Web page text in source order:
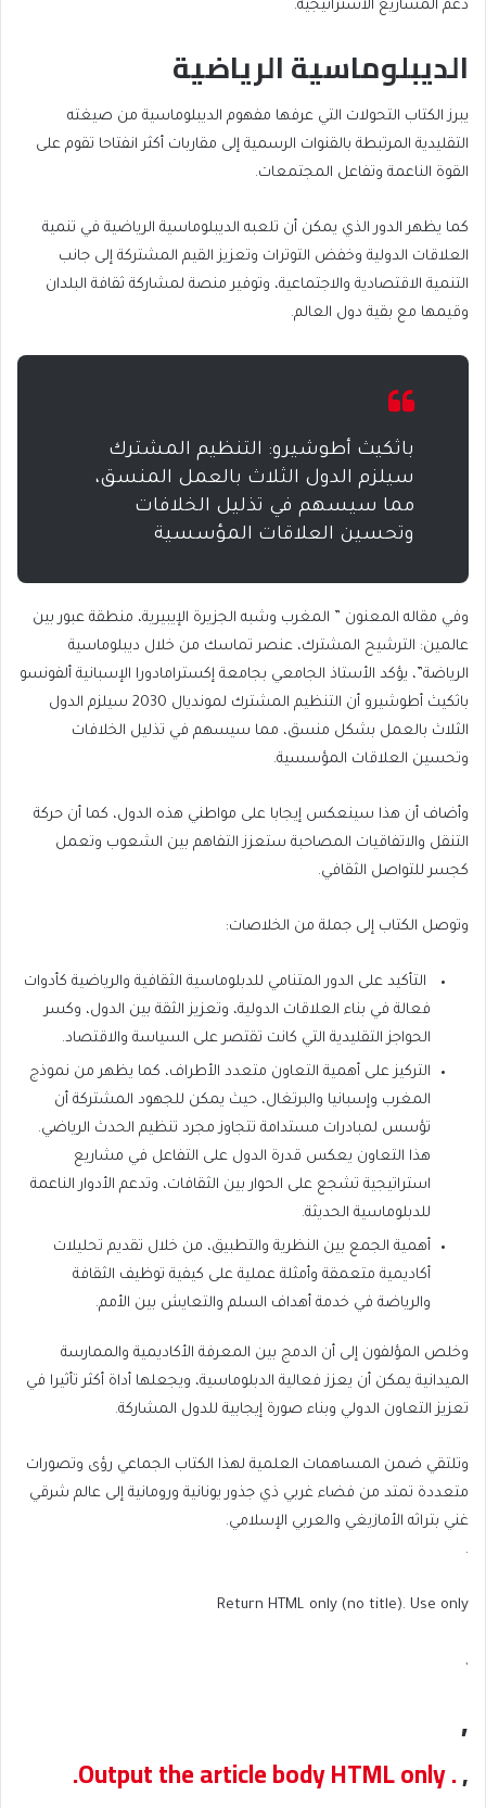
دعم المشاريع الاستراتيجية.
الديبلوماسية الرياضية
يبرز الكتاب التحولات التي عرفها مفهوم الديبلوماسية من صيغته
التقليدية المرتبطة بالقنوات الرسمية إلى مقاربات أكثر انفتاحا تقوم على
القوة الناعمة وتفاعل المجتمعات.
كما يظهر الدور الذي يمكن أن تلعبه الديبلوماسية الرياضية في تنمية
العلاقات الدولية وخفض التوترات وتعزيز القيم المشتركة إلى جانب
التنمية الاقتصادية والاجتماعية، وتوفير منصة لمشاركة ثقافة البلدان
وقيمها مع بقية دول العالم.
باثكيث أطوشيرو: التنظيم المشترك
سيلزم الدول الثلاث بالعمل المنسق،
مما سيسهم في تذليل الخلافات
وتحسين العلاقات المؤسسية
وفي مقاله المعنون ” المغرب وشبه الجزيرة الإيبيرية، منطقة عبور بين
عالمين: الترشيح المشترك، عنصر تماسك من خلال ديبلوماسية
الرياضة”، يؤكد الأستاذ الجامعي بجامعة إكسترامادورا الإسبانية ألفونسو
باثكيث أطوشيرو أن التنظيم المشترك لمونديال 2030 سيلزم الدول
الثلاث بالعمل بشكل منسق، مما سيسهم في تذليل الخلافات
وتحسين العلاقات المؤسسية.
وأضاف أن هذا سينعكس إيجابا على مواطني هذه الدول، كما أن حركة
التنقل والاتفاقيات المصاحبة ستعزز التفاهم بين الشعوب وتعمل
كجسر للتواصل الثقافي.
وتوصل الكتاب إلى جملة من الخلاصات:
التأكيد على الدور المتنامي للدبلوماسية الثقافية والرياضية كأدوات
فعالة في بناء العلاقات الدولية، وتعزيز الثقة بين الدول، وكسر
الحواجز التقليدية التي كانت تقتصر على السياسة والاقتصاد.
التركيز على أهمية التعاون متعدد الأطراف، كما يظهر من نموذج
المغرب وإسبانيا والبرتغال، حيث يمكن للجهود المشتركة أن
تؤسس لمبادرات مستدامة تتجاوز مجرد تنظيم الحدث الرياضي.
هذا التعاون يعكس قدرة الدول على التفاعل في مشاريع
استراتيجية تشجع على الحوار بين الثقافات، وتدعم الأدوار الناعمة
للدبلوماسية الحديثة.
أهمية الجمع بين النظرية والتطبيق، من خلال تقديم تحليلات
أكاديمية متعمقة وأمثلة عملية على كيفية توظيف الثقافة
والرياضة في خدمة أهداف السلم والتعايش بين الأمم.
وخلص المؤلفون إلى أن الدمج بين المعرفة الأكاديمية والممارسة
الميدانية يمكن أن يعزز فعالية الدبلوماسية، ويجعلها أداة أكثر تأثيرا في
تعزيز التعاون الدولي وبناء صورة إيجابية للدول المشاركة.
وتلتقي ضمن المساهمات العلمية لهذا الكتاب الجماعي رؤى وتصورات
متعددة تمتد من فضاء غربي ذي جذور يونانية ورومانية إلى عالم شرقي
غني بتراثه الأمازيغي والعربي الإسلامي.
.
Return HTML only (no title). Use only
,
,
,
. Output the article body HTML only.